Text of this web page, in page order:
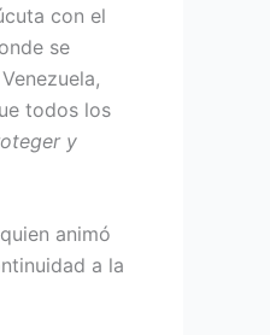
con el
se
todos los
y
animó
a la